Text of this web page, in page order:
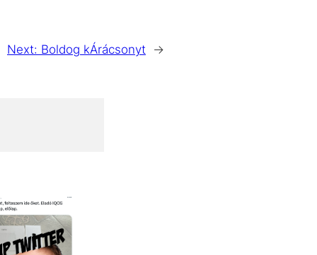
Next: Boldog kÁrácsonyt →